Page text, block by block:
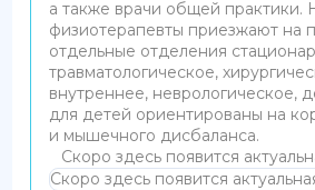
а также врачи общей практики.
физиотерапевты приезжают на
отдельные отделения
травматологическое,
внутреннее, неврологическое,
для детей ориентированы на
и мышечного дисбаланса.
Скоро здесь появится
Скоро здесь появится